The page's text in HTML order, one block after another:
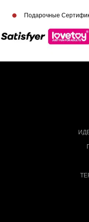
Подарочные